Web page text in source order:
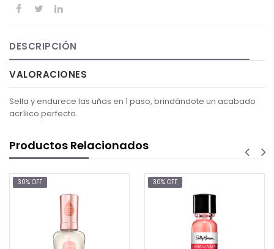
DESCRIPCIÓN
VALORACIONES
Sella y endurece las uñas en 1 paso, brindándote un acabado
acrílico perfecto.
Productos Relacionados